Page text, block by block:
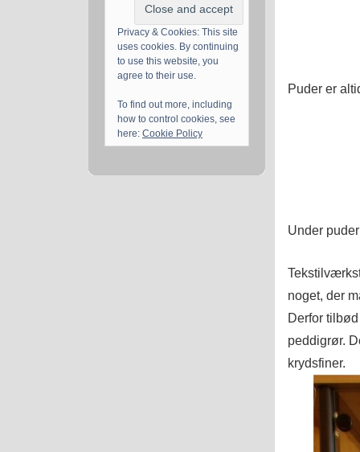
Privacy & Cookies: This site
uses cookies. By continuing
to use this website, you
agree to their use.
To find out more, including
how to control cookies, see
here: Cookie Policy
Puder er
Under
noget, der
Derfor
peddigrør.
krydsfiner.